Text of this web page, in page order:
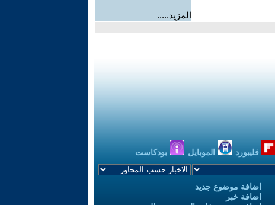
المزيد.....
فليبورد الموبايل بودكاست
اضافة موضوع جديد
اضافة خبر